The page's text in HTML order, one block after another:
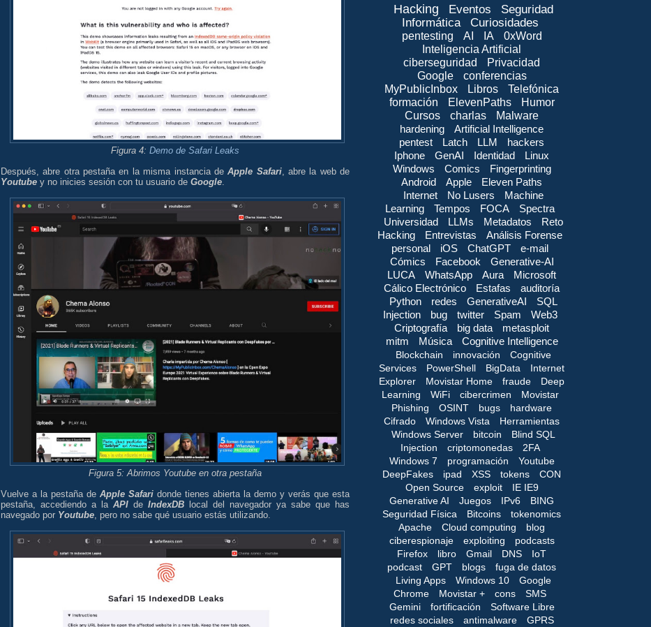
Figura 4: Demo de Safari Leaks
Después, abre otra pestaña en la misma instancia deApple Safari, abre la web de
Youtube y no inicies sesión con tu usuario de Google.
Figura 5: Abrimos Youtube en otra pestaña
Vuelve a la pestaña de Apple Safari donde tienes abierta la demo y verás que esta
pestaña, accediendo a la API de IndexDB local del navegador ya sabe que has
navegado por Youtube , pero no sabe qué usuario estás utilizando.
Hacking Eventos
Seguridad
Informática
Curiosidades
pentesting AI IA
0xWord
Inteligencia Artificial
ciberseguridad
Privacidad
Google
conferencias
MyPublicInbox
Libros
Telefónica
formación
ElevenPaths
Humor
Cursos
charlas
Malware
hardening
Artificial Intelligence
pentest
Latch LLM
hackers
Iphone
GenAI Identidad
Linux
Windows
Comics
Fingerprinting
Android
Apple
Eleven Paths
Internet
No Lusers
Machine
Learning
Tempos FOCA
Spectra
Universidad
LLMs Metadatos
Reto
Hacking
Entrevistas
Análisis Forense
personal
iOS ChatGPT
e-mail
Cómics
Facebook
Generative-AI
LUCA
WhatsApp Aura
Microsoft
Cálico Electrónico
Estafas
auditoría
Python
redes GenerativeAI
SQL
Injection
bug twitter Spam
Web3
Criptografía
big data
metasploit
mitm
Música Cognitive Intelligence
Blockchain innovación
Cognitive
Services
PowerShell BigData
Internet
Explorer
Movistar Home fraude
Deep
Learning
WiFi cibercrimen
Movistar
Phishing
OSINT bugs
hardware
Cifrado
Windows Vista
Herramientas
Windows Server
bitcoin
Blind SQL
Injection
criptomonedas
2FA
Windows 7
programación
Youtube
DeepFakes
ipad XSS tokens
CON
Open Source
exploit
IE IE9
Generative AI
Juegos IPv6
BING
Seguridad Física
Bitcoins
tokenomics
Apache
Cloud computing
blog
ciberespionaje
exploiting
podcasts
Firefox
libro Gmail DNS
IoT
podcast
GPT blogs
fuga de datos
Living Apps
Windows 10
Google
Chrome
Movistar + cons
SMS
Gemini
fortificación
Software Libre
redes sociales
antimalware
GPRS